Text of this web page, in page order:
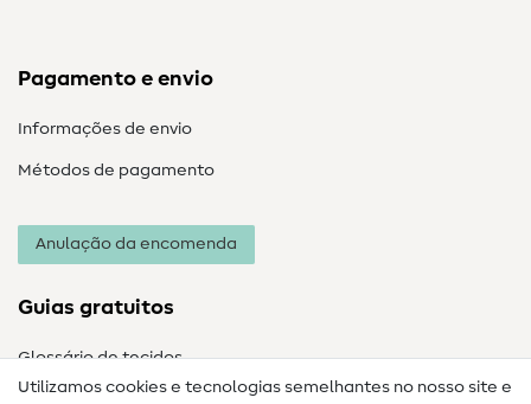
Pagamento e envio
Informações de envio
Métodos de pagamento
Anulação da encomenda
Guias gratuitos
Glossário de tecidos
Utilizamos cookies e tecnologias semelhantes no nosso site e